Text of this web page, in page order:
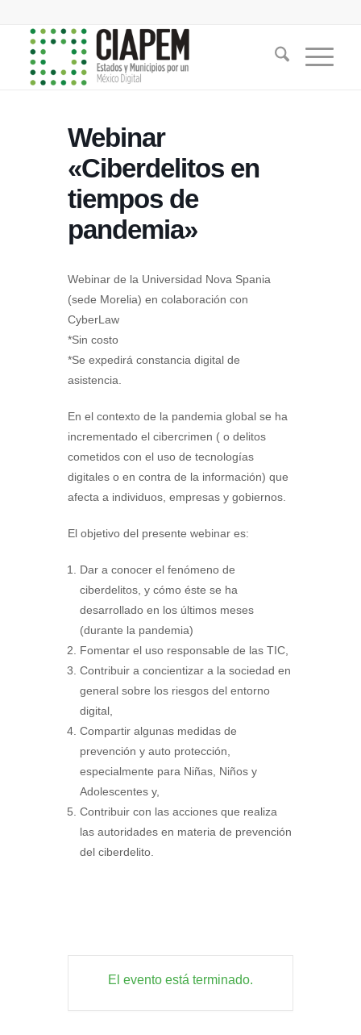
Webinar
«Ciberdelitos en
tiempos de
pandemia»
Webinar de la Universidad Nova Spania
(sede Morelia) en colaboración con
CyberLaw
*Sin costo
*Se expedirá constancia digital de
asistencia.
En el contexto de la pandemia global se ha
incrementado el cibercrimen ( o delitos
cometidos con el uso de tecnologías
digitales o en contra de la información) que
afecta a individuos, empresas y gobiernos.
El objetivo del presente webinar es:
Dar a conocer el fenómeno de
ciberdelitos, y cómo éste se ha
desarrollado en los últimos meses
(durante la pandemia)
Fomentar el uso responsable de las TIC,
Contribuir a concientizar a la sociedad en
general sobre los riesgos del entorno
digital,
Compartir algunas medidas de
prevención y auto protección,
especialmente para Niñas, Niños y
Adolescentes y,
Contribuir con las acciones que realiza
las autoridades en materia de prevención
del ciberdelito.
El evento está terminado.